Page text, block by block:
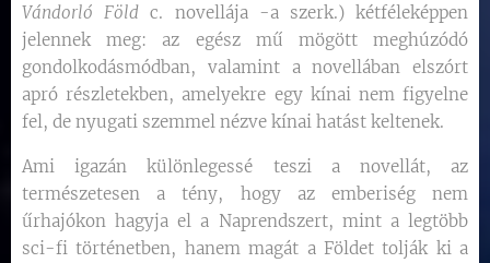
Vándorló Föld c. novellája -a szerk.) kétféleképpen
jelennek meg: az egész mű mögött meghúzódó
gondolkodásmódban, valamint a novellában elszórt
apró részletekben, amelyekre egy kínai nem figyelne
fel, de nyugati szemmel nézve kínai hatást keltenek.
Ami igazán különlegessé teszi a novellát, az
természetesen a tény, hogy az emberiség nem
űrhajókon hagyja el a Naprendszert, mint a legtöbb
sci-fi történetben, hanem magát a Földet tolják ki a